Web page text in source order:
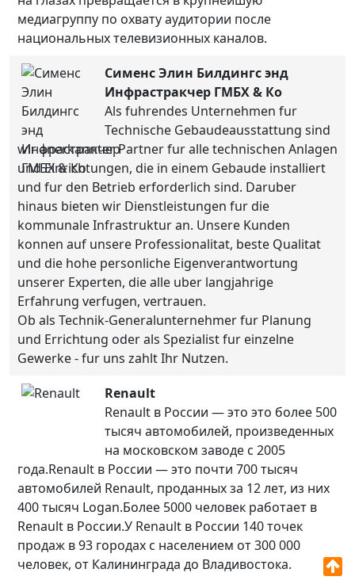
медиагруппу по охвату аудитории после
национальных телевизионных каналов.
Сименс Элин Билдингс энд
Инфрастракчер ГМБХ & Ко
Als fuhrendes Unternehmen fur
Technische Gebaudeausstattung sind
wir anerkannter Partner fur alle technischen Anlagen
und Einrichtungen, die in einem Gebaude installiert
und fur den Betrieb erforderlich sind. Daruber
hinaus bieten wir Dienstleistungen fur die
kommunale Infrastruktur an. Unsere Kunden
konnen auf unsere Professionalitat, beste Qualitat
und die hohe personliche Eigenverantwortung
unserer Experten, die alle uber langjahrige
Erfahrung verfugen, vertrauen.
Ob als Technik-Generalunternehmer fur Planung
und Errichtung oder als Spezialist fur einzelne
Gewerke - fur uns zahlt Ihr Nutzen.
Renault
Renault в России — это это более 500
тысяч автомобилей, произведенных
на московском заводе с 2005
года.Renault в России — это почти 700 тысяч
автомобилей Renault, проданных за 12 лет, из них
400 тысяч Logan.Более 5000 человек работает в
Renault в России.У Renault в России 140 точек
продаж в 93 городах с населением от 300 000
человек, от Калининграда до Владивостока.